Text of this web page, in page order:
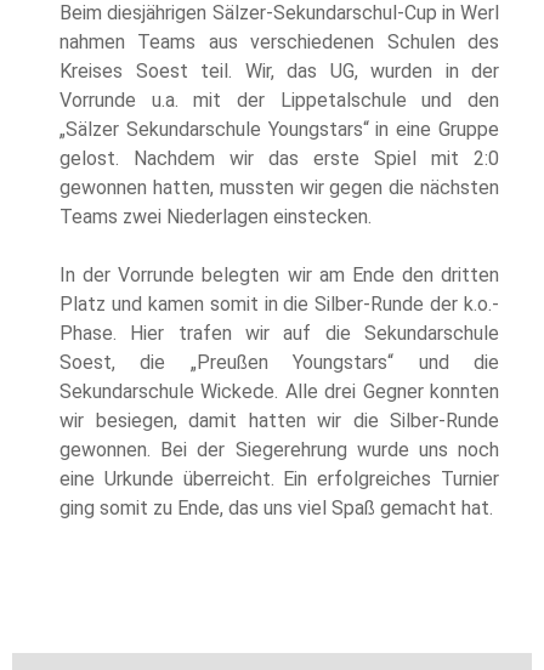
Beim diesjährigen Sälzer-Sekundarschul-Cup in Werl
nahmen Teams aus verschiedenen Schulen des
Kreises Soest teil. Wir, das UG, wurden in der
Vorrunde u.a. mit der Lippetalschule und den
„Sälzer Sekundarschule Youngstars“ in eine Gruppe
gelost. Nachdem wir das erste Spiel mit 2:0
gewonnen hatten, mussten wir gegen die nächsten
Teams zwei Niederlagen einstecken.
In der Vorrunde belegten wir am Ende den dritten
Platz und kamen somit in die Silber-Runde der k.o.-
Phase. Hier trafen wir auf die Sekundarschule
Soest, die „Preußen Youngstars“ und die
Sekundarschule Wickede. Alle drei Gegner konnten
wir besiegen, damit hatten wir die Silber-Runde
gewonnen. Bei der Siegerehrung wurde uns noch
eine Urkunde überreicht. Ein erfolgreiches Turnier
ging somit zu Ende, das uns viel Spaß gemacht hat.